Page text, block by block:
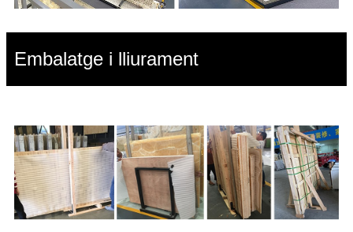
Embalatge i lliurament